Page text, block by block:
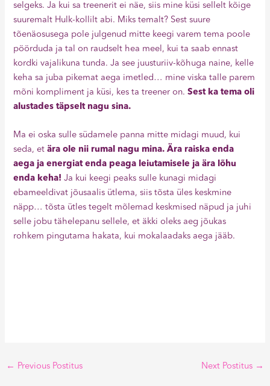
selgeks. Ja kui sa treenerit ei näe, siis mine küsi sellelt kõige
suuremalt Hulk-kollilt abi. Miks temalt? Sest suure
tõenäosusega pole julgenud mitte keegi varem tema poole
pöörduda ja tal on raudselt hea meel, kui ta saab ennast
kordki vajalikuna tunda. Ja see juusturiiv-kõhuga naine, kelle
keha sa juba pikemat aega imetled… mine viska talle parem
mõni kompliment ja küsi, kes ta treener on.Sest ka tema oli
alustades täpselt nagu sina.
Ma ei oska sulle südamele panna mitte midagi muud, kui
seda, etära ole nii rumal nagu mina. Ära raiska enda
aega ja energiat enda peaga leiutamisele ja ära lõhu
enda keha! Ja kui keegi peaks sulle kunagi midagi
ebameeldivat jõusaalis ütlema, siis tõsta üles keskmine
näpp… tõsta ütles tegelt mõlemad keskmised näpud ja juhi
selle jobu tähelepanu sellele, et äkki oleks aeg jõukas
rohkem pingutama hakata, kui mokalaadaks aega jääb.
← Previous Postitus Next Postitus →